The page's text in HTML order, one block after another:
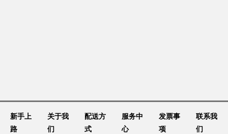
新手上
路
关于我
们
配送方
式
服务中
心
发票事
项
联系我
们